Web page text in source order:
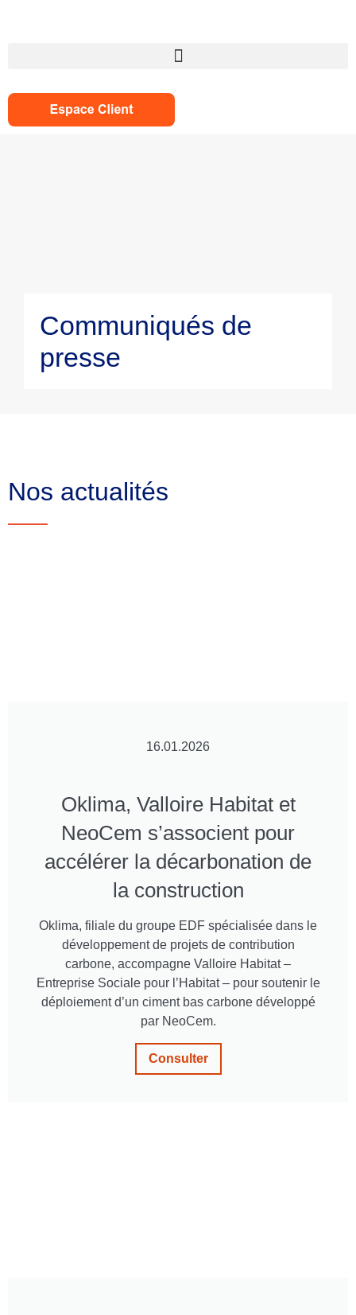
Communiqués de
presse
Nos actualités
16.01.2026
Oklima, Valloire Habitat et
NeoCem s’associent pour
accélérer la décarbonation de
la construction
Oklima, filiale du groupe EDF spécialisée dans le
développement de projets de contribution
carbone, accompagne Valloire Habitat –
Entreprise Sociale pour l’Habitat – pour soutenir le
déploiement d’un ciment bas carbone développé
par NeoCem.
Consulter